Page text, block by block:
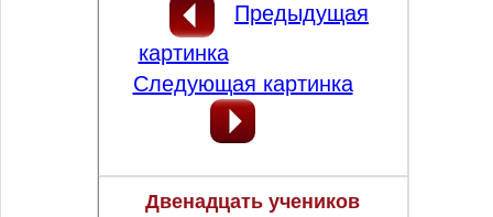
Предыдущая
картинка
Следующая картинка
Двенадцать учеников